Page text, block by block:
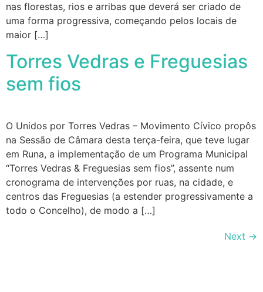
nas florestas, rios e arribas que deverá ser criado de
uma forma progressiva, começando pelos locais de
maior […]
Torres Vedras e Freguesias
sem fios
O Unidos por Torres Vedras – Movimento Cívico propôs
na Sessão de Câmara desta terça-feira, que teve lugar
em Runa, a implementação de um Programa Municipal
“Torres Vedras & Freguesias sem fios”, assente num
cronograma de intervenções por ruas, na cidade, e
centros das Freguesias (a estender progressivamente a
todo o Concelho), de modo a […]
Next →